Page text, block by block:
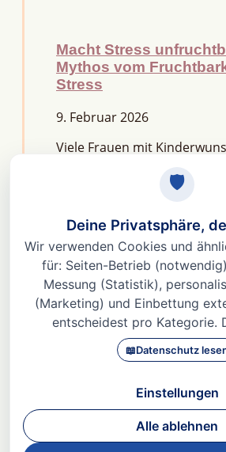
Macht Stress
Mythos vom
Stress
9. Februar 2026
Viele Frauen mit
kurze Antwort lautet: Nein,
Fruchtbarkeit aus dem
bringen. Denn Stress
Weiterlesen »